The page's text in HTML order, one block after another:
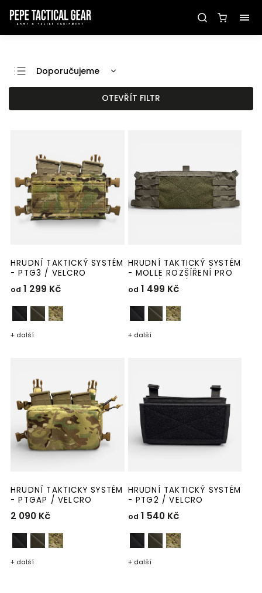
Doporučujeme
Nejlevnější
Nejdražší
OTEVŘÍT FILTR
HRUDNÍ TAKTICKÝ SYSTÉM
- PTG3 / VELCRO
od 1 299 Kč
+ další
HRUDNÍ TAKTICKÝ SYSTÉM
- MOLLE ROZŠÍŘENÍ PRO
HRUDNÍ SYSTÉMY
od 1 499 Kč
+ další
HRUDNÍ TAKTICKY SYSTÉM
- PTGAP / VELCRO
2 090 Kč
+ další
HRUDNÍ TAKTICKÝ SYSTÉM
- PTG2 / VELCRO
od 1 540 Kč
+ další